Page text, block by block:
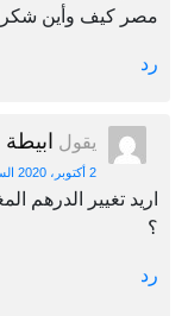
مصر كيف وأين
رد
يقول
2 أكتوبر، 2020 الساعة 2:00 م
اريد تغيير الدرهم
؟
رد